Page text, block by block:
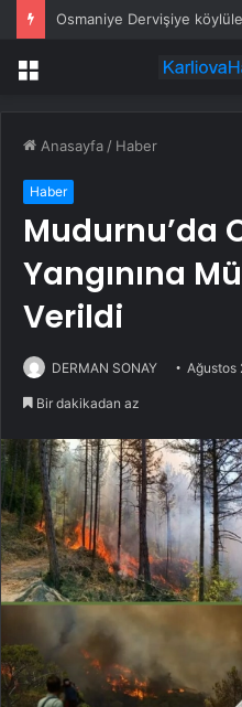
Menü
Anasayfa / Haber
Haber
Mudurnu’da
Yangınına
Verildi
DERMAN SONAY Ağustos
Bir dakikadan az